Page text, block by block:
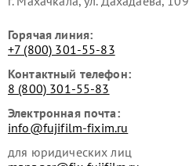
Горячая линия:
+7 (800) 301-55-83
Контактный телефон:
8 (800) 301-55-83
Электронная почта:
info@fujifilm-fixim.ru
для юридических лиц